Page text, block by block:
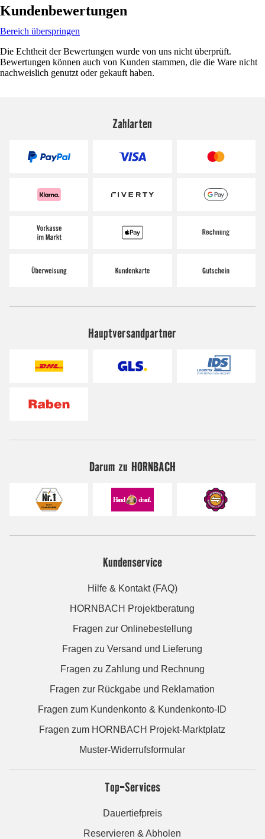
Kundenbewertungen
Bereich überspringen
Die Echtheit der Bewertungen wurde von uns nicht überprüft.
Bewertungen können auch von Kunden stammen, die die Ware nicht
nachweislich genutzt oder gekauft haben.
Zahlarten
Hauptversandpartner
Darum zu HORNBACH
Kundenservice
Hilfe & Kontakt (FAQ)
HORNBACH Projektberatung
Fragen zur Onlinebestellung
Fragen zu Versand und Lieferung
Fragen zu Zahlung und Rechnung
Fragen zur Rückgabe und Reklamation
Fragen zum Kundenkonto & Kundenkonto-ID
Fragen zum HORNBACH Projekt-Marktplatz
Muster-Widerrufsformular
Top-Services
Dauertiefpreis
Reservieren & Abholen